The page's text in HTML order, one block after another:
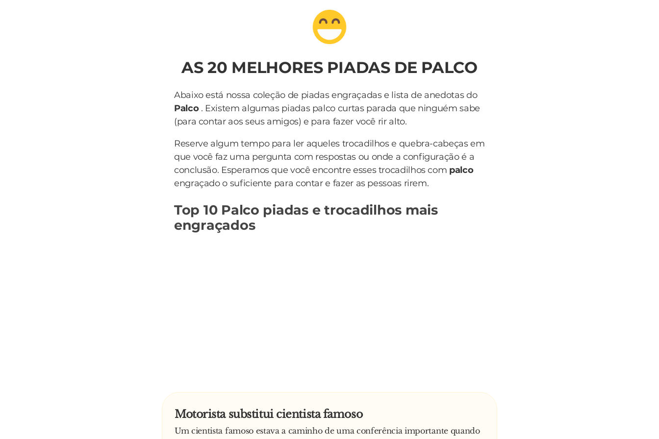
AS 20 MELHORES PIADAS DE PALCO
Abaixo está nossa coleção de piadas engraçadas e lista de anedotas do
Palco. Existem algumas piadas palco curtas parada que ninguém sabe
(para contar aos seus amigos) e para fazer você rir alto.
Reserve algum tempo para ler aqueles trocadilhos e quebra-cabeças em
que você faz uma pergunta com respostas ou onde a configuração é a
conclusão. Esperamos que você encontre esses trocadilhos com palco
engraçado o suficiente para contar e fazer as pessoas rirem.
Top 10 Palco piadas e trocadilhos mais
engraçados
Motorista substitui cientista famoso
Um cientista famoso estava a caminho de uma conferência importante quando